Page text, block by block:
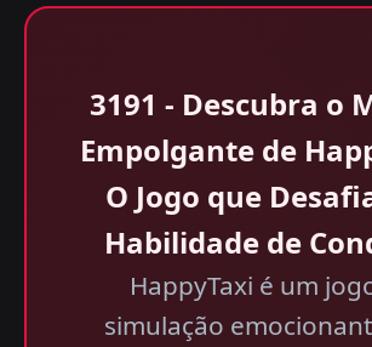
3191 - Descubra o
Empolgante de
O Jogo que
Habilidade de
HappyTaxi é um
simulação